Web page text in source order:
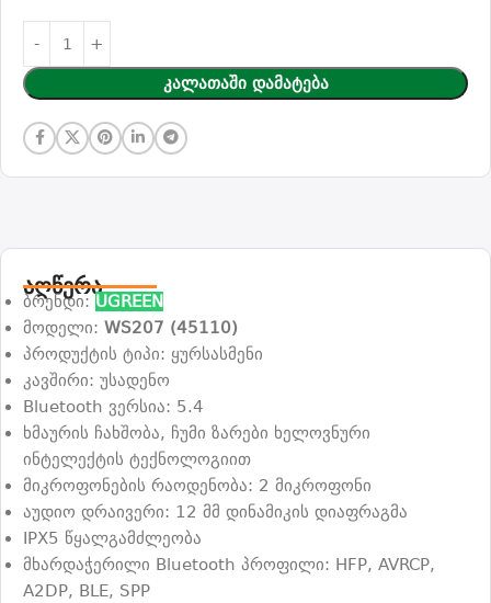
Კალათაში Დამატება
აღწერა
ბრენდი: UGREEN
მოდელი: WS207 (45110)
პროდუქტის ტიპი: ყურსასმენი
კავშირი: უსადენო
Bluetooth ვერსია: 5.4
ხმაურის ჩახშობა, ჩუმი ზარები ხელოვნური
ინტელექტის ტექნოლოგიით
მიკროფონების რაოდენობა: 2 მიკროფონი
აუდიო დრაივერი: 12 მმ დინამიკის დიაფრაგმა
IPX5 წყალგამძლეობა
მხარდაჭერილი Bluetooth პროფილი: HFP, AVRCP,
A2DP, BLE, SPP